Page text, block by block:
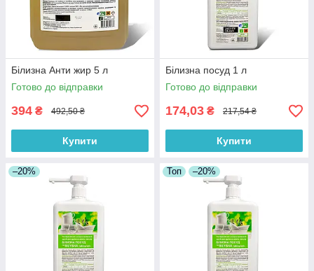
Білизна Анти жир 5 л
Готово до відправки
394 ₴ 492,50 ₴
Купити
Білизна посуд 1 л
Готово до відправки
174,03 ₴ 217,54 ₴
Купити
–20% Топ –20%